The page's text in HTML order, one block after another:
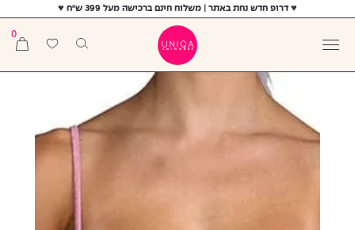
♥ דרופ חדש נחת באתר | משלוח חינם ברכישה מעל 399 ש"ח ♥
0